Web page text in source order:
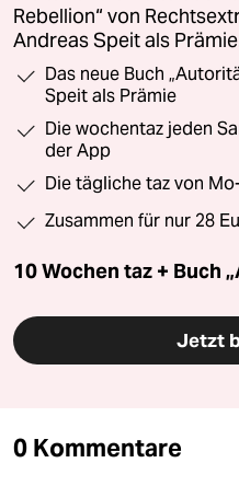
Rebellion“ von
Andreas Speit als
Das neue Buch
Speit als Prämie
Die wochentaz jeden
der App
Die tägliche taz von
Zusammen für nur 28
10 Wochen taz + Buch
Jetzt
0 Kommentare